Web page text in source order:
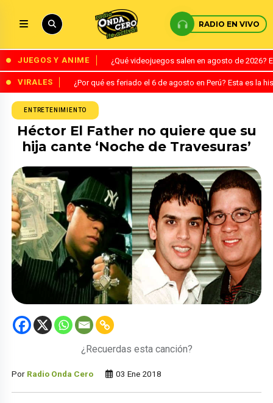
RADIO EN VIVO
JUEGOS Y ANIME ¿Qué videojuegos salen en agosto de
VIRALES ¿Por qué es feriado el 6 de agosto en Perú? Esta es la
ENTRETENIMIENTO
Héctor El Father no quiere que su
hija cante ‘Noche de Travesuras’
¿Recuerdas esta canción?
Por Radio Onda Cero 03 Ene 2018